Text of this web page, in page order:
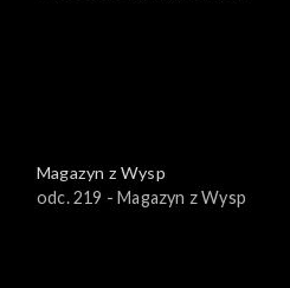
Magazyn z Wysp
odc. 219 - Magazyn z Wysp